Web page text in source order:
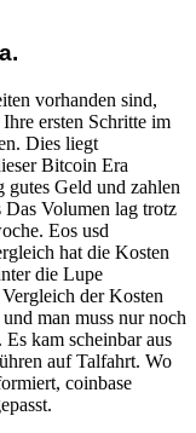
vorhanden sind,
ersten Schritte im
Dies liegt
Bitcoin Era
Geld und zahlen
Das Volumen lag trotz
Eos usd
hat die Kosten
die Lupe
der Kosten
man muss nur noch
kam scheinbar aus
auf Talfahrt. Wo
coinbase